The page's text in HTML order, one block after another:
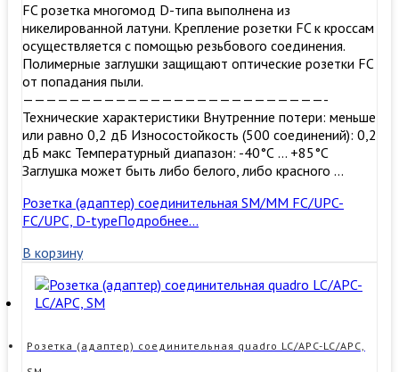
FC розетка многомод D-типа выполнена из
никелированной латуни. Крепление розетки FC к кроссам
осуществляется с помощью резьбового соединения.
Полимерные заглушки защищают оптические розетки FC
от попадания пыли.
——————————————————————————-
Технические характеристики Внутренние потери: меньше
или равно 0,2 дБ Износостойкость (500 соединений): 0,2
дБ макс Температурный диапазон: -40°С … +85°С
Заглушка может быть либо белого, либо красного …
Розетка (адаптер) соединительная SM/MM FC/UPC-
FC/UPC, D-typeПодробнее…
В корзину
Розетка (адаптер) соединительная quadro LC/APC-LC/APC,